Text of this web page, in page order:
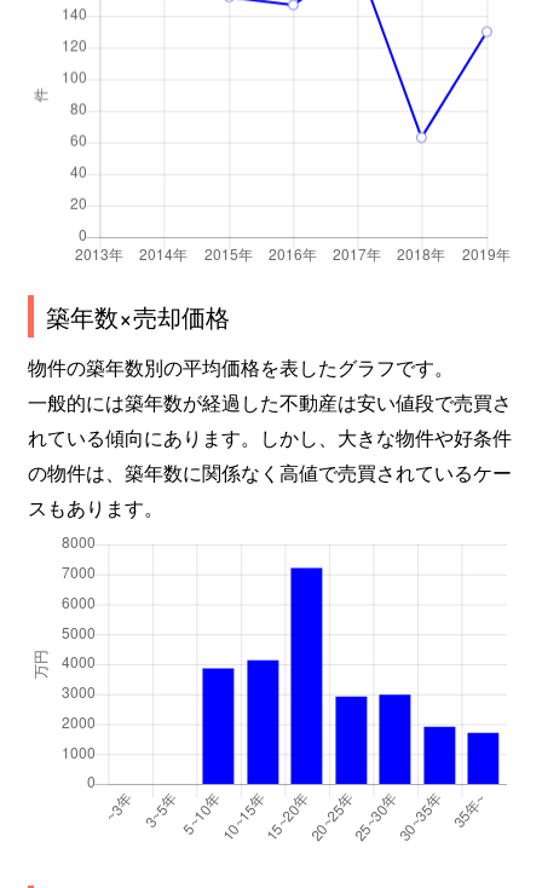
築年数×売却価格
物件の築年数別の平均価格を表したグラフです。
一般的には築年数が経過した不動産は安い値段で売買さ
れている傾向にあります。しかし、大きな物件や好条件
の物件は、築年数に関係なく高値で売買されているケー
スもあります。